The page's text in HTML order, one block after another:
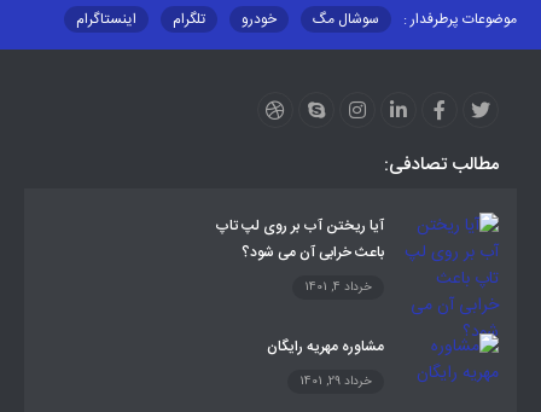
موضوعات پرطرفدار : سوشال مگ خودرو تلگرام
اینستاگرام
مطالب تصادفی:
آیا ریختن آب بر روی لپ تاپ
باعث خرابی آن می شود؟
خرداد 4, 1401
مشاوره مهریه رایگان
خرداد 29, 1401